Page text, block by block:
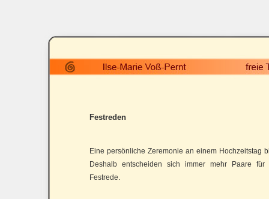
Festreden
Eine persönliche Zeremonie an einem Hochzeitstag
Deshalb entscheiden sich immer mehr Paare für
Festrede.